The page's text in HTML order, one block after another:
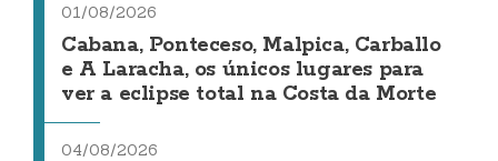
01/08/2026
Cabana, Ponteceso, Malpica, Carballo
e A Laracha, os únicos lugares para
ver a eclipse total na Costa da Morte
04/08/2026